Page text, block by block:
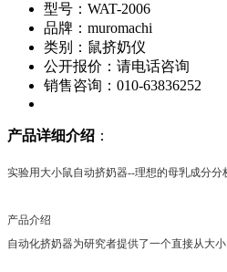
型号：WAT-2006
品牌：muromachi
类别：鼠挤奶仪
公开报价：请电话咨询
销售咨询：010-63836252
产品详细介绍 ：
实验用大小鼠自动挤奶器--理想的母乳成分分
产品介绍
自动化挤奶器为研究者提供了一个直接从大